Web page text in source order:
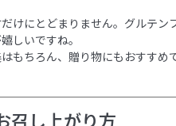
けにとどまりません。グルテ
しいですね。
もちろん、贈り物にもおすすめで
召し上がり方